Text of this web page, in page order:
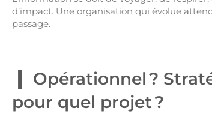
d’impact. Une organisation qui évolue
passage.
Opérationnel ?
pour quel projet ?